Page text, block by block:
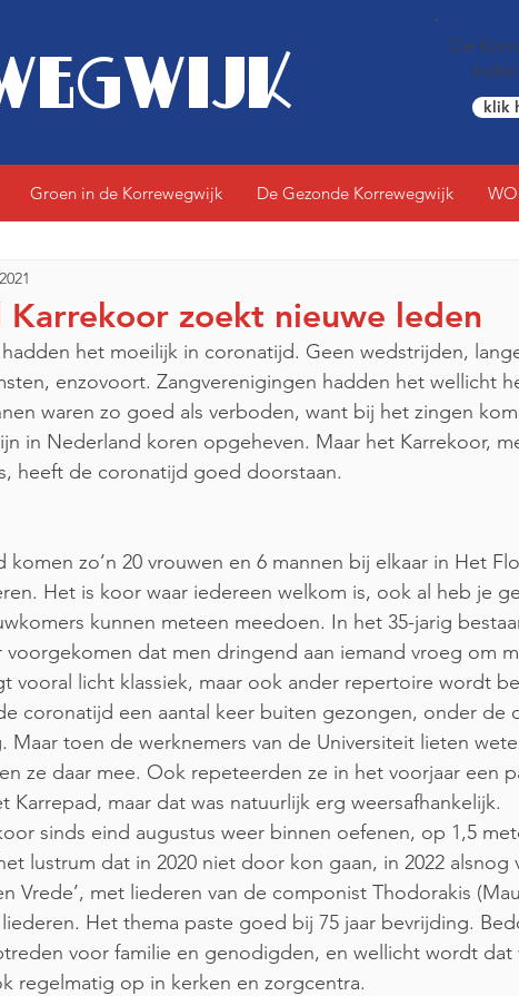
De
klik
Groen in de Korrewegwijk De Gezonde Korrewegwijk
Karrekoor zoekt nieuwe leden
het moeilijk in coronatijd. Geen wedstrijden,
enzovoort. Zangverenigingen hadden het wellicht
waren zo goed als verboden, want bij het zingen
in Nederland koren opgeheven. Maar het Karrekoor,
heeft de coronatijd goed doorstaan.
komen zo’n 20 vrouwen en 6 mannen bij elkaar in Het
Het is koor waar iedereen welkom is, ook al heb je
kunnen meteen meedoen. In het 35-jarig
voorgekomen dat men dringend aan iemand vroeg om
vooral licht klassiek, maar ook ander repertoire wordt
coronatijd een aantal keer buiten gezongen, onder de
Maar toen de werknemers van de Universiteit lieten
ze daar mee. Ook repeteerden ze in het voorjaar een
Karrepad, maar dat was natuurlijk erg weersafhankelijk.
sinds eind augustus weer binnen oefenen, op 1,5
lustrum dat in 2020 niet door kon gaan, in 2022 alsnog
Vrede’, met liederen van de componist Thodorakis
Het thema paste goed bij 75 jaar bevrijding.
voor familie en genodigden, en wellicht wordt dat
regelmatig op in kerken en zorgcentra.